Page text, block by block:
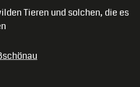
Tieren und solchen, die es